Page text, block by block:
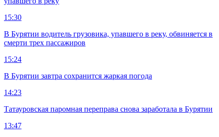
15:30
В Бурятии водитель грузовика, упавшего в реку, обвиняется в
смерти трех пассажиров
15:24
В Бурятии завтра сохранится жаркая погода
14:23
Татауровская паромная переправа снова заработала в Бурятии
13:47